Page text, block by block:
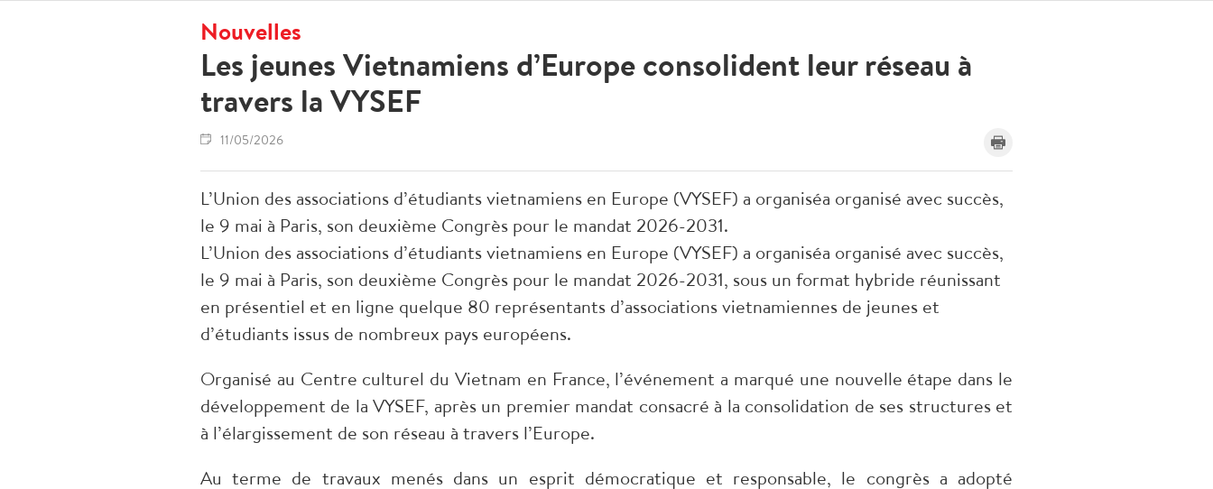
Nouvelles
Les jeunes Vietnamiens d’Europe consolident leur réseau à
travers la VYSEF
11/05/2026
L’Union des associations d’étudiants vietnamiens en Europe (VYSEF) a organiséa organisé avec succès,
le 9 mai à Paris, son deuxième Congrès pour le mandat 2026-2031.
L’Union des associations d’étudiants vietnamiens en Europe (VYSEF) a organiséa organisé avec succès,
le 9 mai à Paris, son deuxième Congrès pour le mandat 2026-2031, sous un format hybride réunissant
en présentiel et en ligne quelque 80 représentants d’associations vietnamiennes de jeunes et
d’étudiants issus de nombreux pays européens.
Organisé au Centre culturel du Vietnam en France, l’événement a marqué une nouvelle étape dans le
développement de la VYSEF, après un premier mandat consacré à la consolidation de ses structures et
à l’élargissement de son réseau à travers l’Europe.
Au terme de travaux menés dans un esprit démocratique et responsable, le congrès a adopté